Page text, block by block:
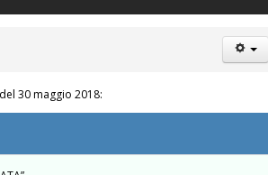
30 maggio 2018: